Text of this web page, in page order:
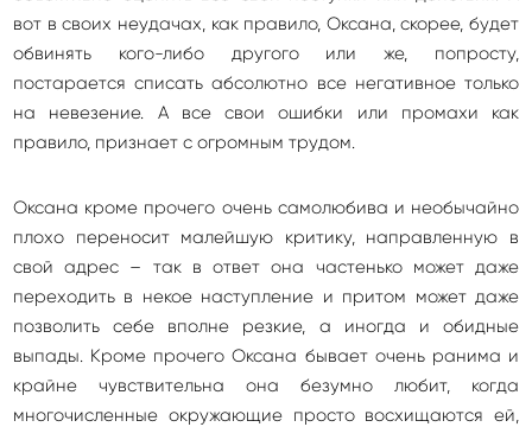
вот в своих неудачах, как правило, Оксана, скорее, будет
обвинять кого-либо другого или же, попросту,
постарается списать абсолютно все негативное только
на невезение. А все свои ошибки или промахи как
правило, признает с огромным трудом.
Оксана кроме прочего очень самолюбива и необычайно
плохо переносит малейшую критику, направленную в
свой адрес – так в ответ она частенько может даже
переходить в некое наступление и притом может даже
позволить себе вполне резкие, а иногда и обидные
выпады. Кроме прочего Оксана бывает очень ранима и
крайне чувствительна она безумно любит, когда
многочисленные окружающие просто восхищаются ей,